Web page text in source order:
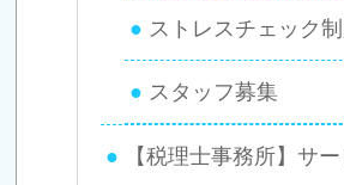
ストレスチェック
スタッフ募集
【税理士事務所】サ